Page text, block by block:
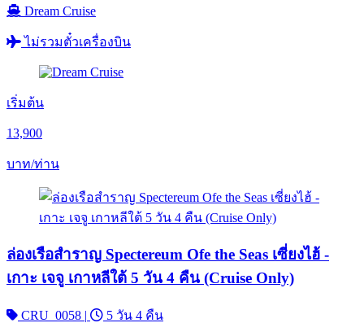
Dream Cruise
ไม่รวมตั๋วเครื่องบิน
เริ่มต้น
13,900
บาท/ท่าน
ล่องเรือสำราญ Spectereum Ofe the Seas เซี่ยงไฮ้ -
เกาะ เจจู เกาหลีใต้ 5 วัน 4 คืน (Cruise Only)
CRU_0058 | 5 วัน 4 คืน